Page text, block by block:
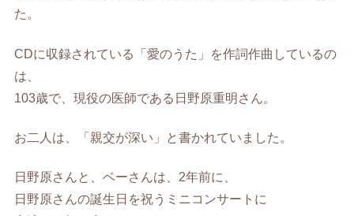
た。
CDに収録されている「愛のうた」を作詞作曲しているの
は、
103歳で、現役の医師である日野原重明さん。
お二人は、「親交が深い」と書かれていました。
日野原さんと、ベーさんは、2年前に、
日野原さんの誕生日を祝うミニコンサートに